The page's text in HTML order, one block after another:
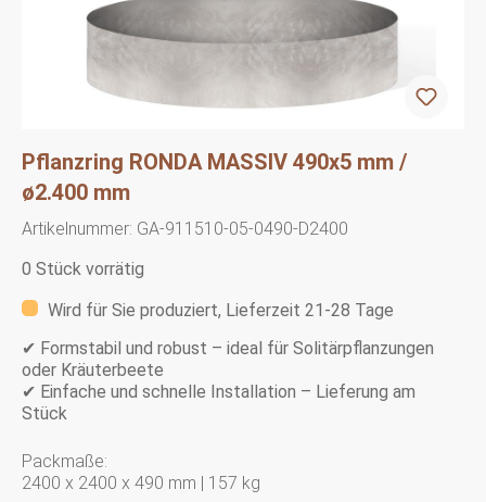
Pflanzring RONDA MASSIV 490x5 mm /
ø2.400 mm
Artikelnummer: GA-911510-05-0490-D2400
0 Stück vorrätig
Wird für Sie produziert, Lieferzeit 21-28 Tage
✔ Formstabil und robust – ideal für Solitärpflanzungen
oder Kräuterbeete
✔ Einfache und schnelle Installation – Lieferung am
Stück
Packmaße:
2400 x 2400 x 490 mm | 157 kg